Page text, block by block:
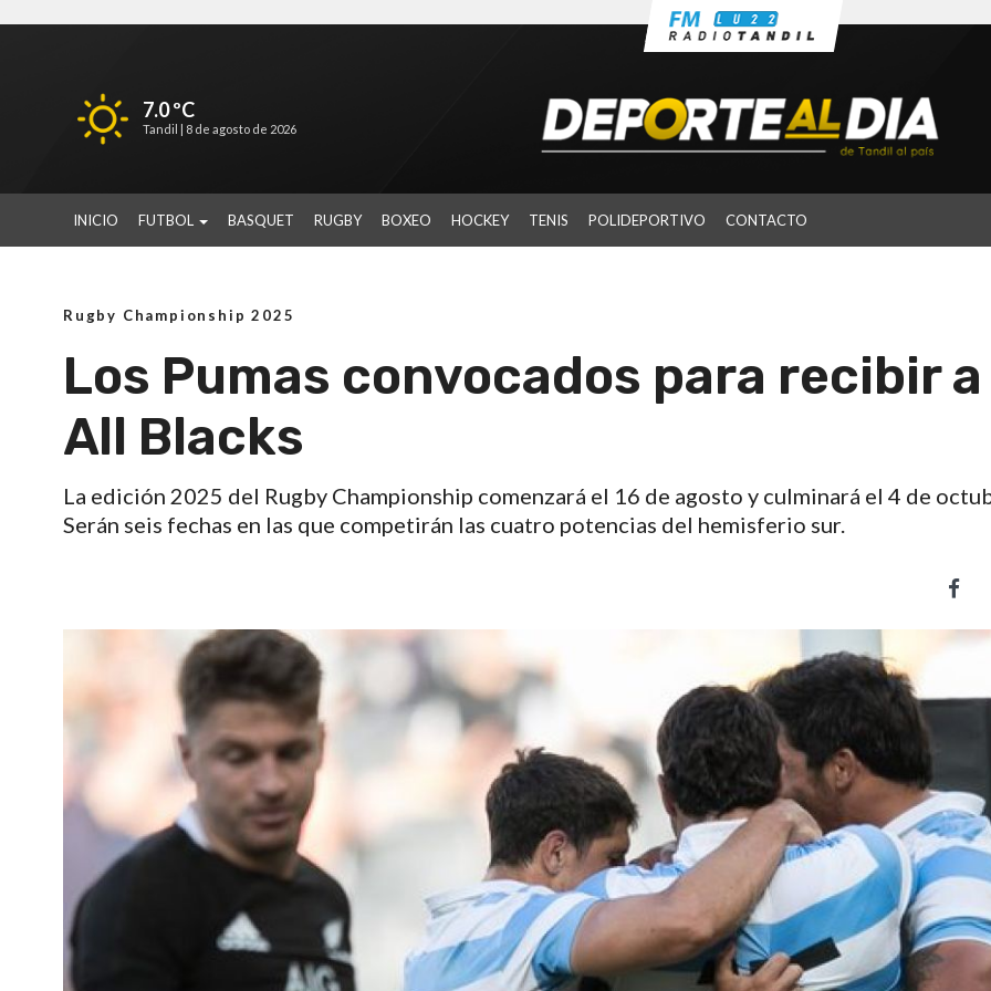
7.0 ºC
Tandil | 8 de agosto de 2026
INICIO FUTBOL BASQUET RUGBY BOXEO HOCKEY TENIS POLIDEPORTIVO CONTACTO
Rugby Championship 2025
Los Pumas convocados para recibir
All Blacks
La edición 2025 del Rugby Championship comenzará el 16 de agosto y culminará el 4 de
Serán seis fechas en las que competirán las cuatro potencias del hemisferio sur.